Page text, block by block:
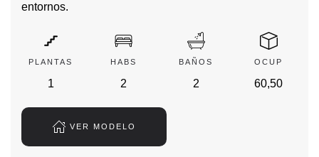
entornos.
PLANTAS
1
HABS
2
BAÑOS
2
OCUP
60,50
VER MODELO